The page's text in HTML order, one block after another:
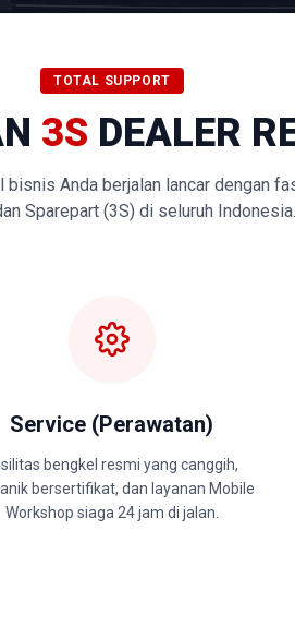
TOTAL SUPPORT
3S DEALER
Anda berjalan lancar dengan
Sparepart (3S) di seluruh Indonesia.
Service (Perawatan)
bengkel resmi yang canggih,
bersertifikat, dan layanan Mobile
Workshop siaga 24 jam di jalan.